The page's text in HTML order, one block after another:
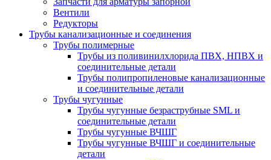
Вентили
Редукторы
Трубы канализационные и соединения
Трубы полимерные
Трубы из поливинилхлорида ПВХ, НПВХ и
соединительные детали
Трубы полипропиленовые канализационные
и соединительные детали
Трубы чугунные
Трубы чугунные безраструбные SML и
соединительные детали
Трубы чугунные ВЧШГ
Трубы чугунные ВЧШГ и соединительные
детали